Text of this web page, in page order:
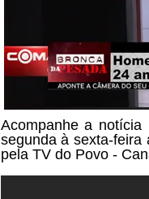
Acompanhe a notícia
segunda à sexta-feira
pela TV do Povo -